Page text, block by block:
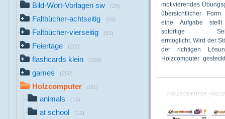
Bild-Wort-Vorlagen sw (29)
Faltbücher-achtseitig (59)
Faltbücher-vierseitig (51)
Feiertage (203)
flashcards klein (109)
games (258)
Holzcomputer (167)
animals (18)
at school (12)
motivierendes
übersichtlicher
eine Aufgabe
sofortige
ermöglicht. Wird der
der richtigen
Holzcomputer
Stöpsel die Karte. -
die
gemeinsamen
Ordner finden
Holzcomputer
breakfast, colours,
fruit – vegetable,
London, my body,
week-year, travel-